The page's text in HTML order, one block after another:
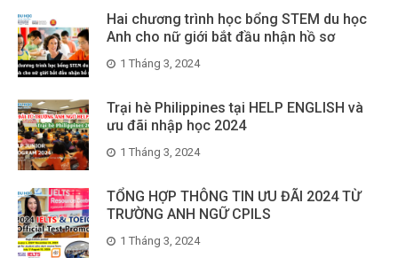
Hai chương trình học bổng STEM du học
Anh cho nữ giới bắt đầu nhận hồ sơ
1 Tháng 3, 2024
Trại hè Philippines tại HELP ENGLISH và
ưu đãi nhập học 2024
1 Tháng 3, 2024
TỔNG HỢP THÔNG TIN ƯU ĐÃI 2024 TỪ
TRƯỜNG ANH NGỮ CPILS
1 Tháng 3, 2024